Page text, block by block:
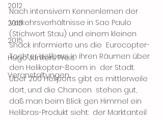
2012
2013
2015
Hugo Junkers Preis
Veranstaltungen
Nach intensivem Kennenlernen der
Verkehrsverhältnisse in Sao Paulo
(Stichwort Stau) und einem kleinen
Snack informierte uns die  Eurocopter-
Tochter Helibras in ihren Räumen über
den Helikopter-Boom in  der Stadt.
Über 200 Heliports gibt es mittlerweile
dort, und die Chancen  stehen gut,
daß man beim Blick gen Himmel ein
Helibras-Produkt sieht:  der Marktanteil